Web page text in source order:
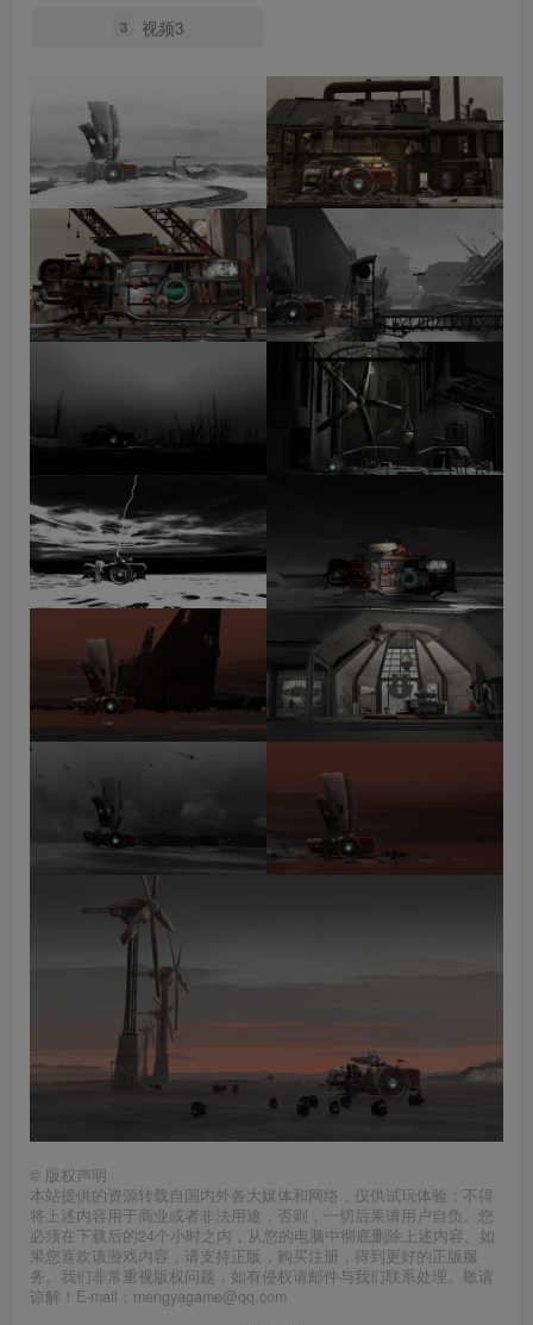
3 视频3
© 版权声明
本站提供的资源转载自国内外各大媒体和网络，仅供试玩体验；不得
将上述内容用于商业或者非法用途，否则，一切后果请用户自负。您
必须在下载后的24个小时之内，从您的电脑中彻底删除上述内容。如
果您喜欢该游戏内容，请支持正版，购买注册，得到更好的正版服
务。我们非常重视版权问题，如有侵权请邮件与我们联系处理。敬请
谅解！E-mail：mengyagame@qq.com